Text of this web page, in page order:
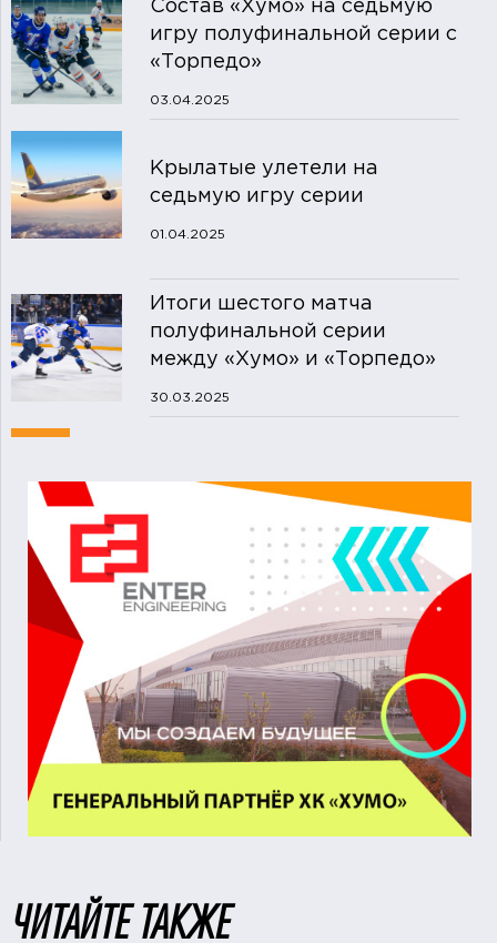
Состав «Хумо» на седьмую
игру полуфинальной серии с
«Торпедо»
03.04.2025
Крылатые улетели на
седьмую игру серии
01.04.2025
Итоги шестого матча
полуфинальной серии
между «Хумо» и «Торпедо»
30.03.2025
ЧИТАЙТЕ ТАКЖЕ